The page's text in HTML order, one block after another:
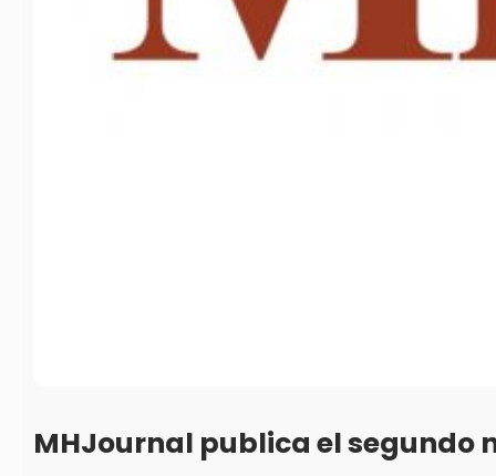
MHJournal publica el segundo